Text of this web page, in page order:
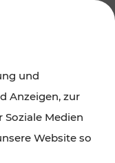
und
Anzeigen, zur
Medien
Website so